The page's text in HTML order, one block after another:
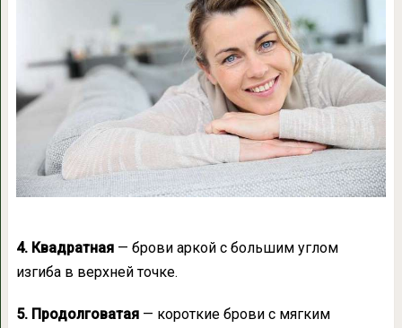
4. Квадратная — брови аркой с большим углом
изгиба в верхней точке.
5. Продолговатая— короткие брови с мягким